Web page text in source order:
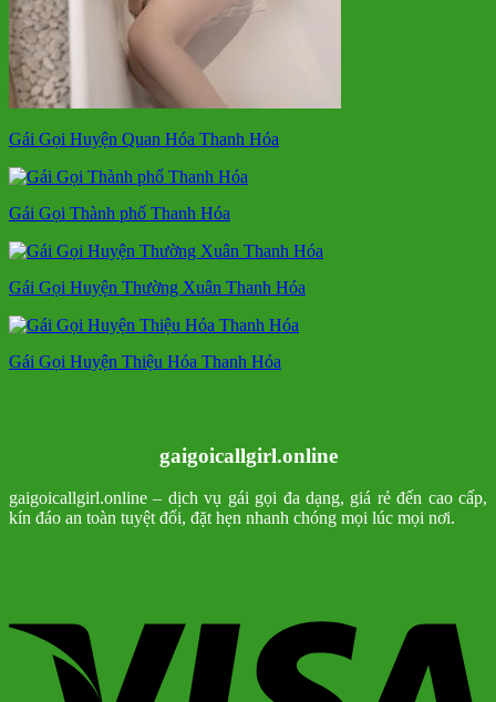
Gái Gọi Huyện Quan Hóa Thanh Hóa
Gái Gọi Thành phố Thanh Hóa
Gái Gọi Huyện Thường Xuân Thanh Hóa
Gái Gọi Huyện Thiệu Hóa Thanh Hóa
gaigoicallgirl.online
gaigoicallgirl.online – dịch vụ gái gọi đa dạng, giá rẻ đến cao cấp,
kín đáo an toàn tuyệt đối, đặt hẹn nhanh chóng mọi lúc mọi nơi.